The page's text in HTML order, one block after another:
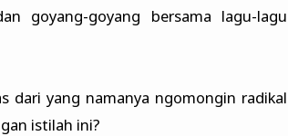
goyang-goyang bersama lagu-lagu
dari yang namanya ngomongin radikal
istilah ini?